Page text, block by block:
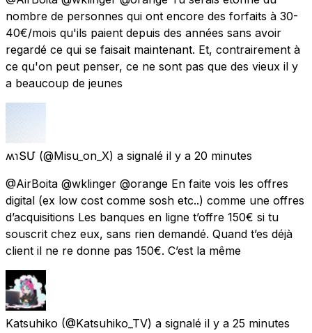
nombre de personnes qui ont encore des forfaits à 30-
40€/mois qu'ils paient depuis des années sans avoir
regardé ce qui se faisait maintenant. Et, contrairement à
ce qu'on peut penser, ce ne sont pas que des vieux il y
a beaucoup de jeunes
ʍɿՏՄ (@Misu_on_X) a signalé il y a 20 minutes
@AirBoita @wklinger @orange En faite vois les offres
digital (ex low cost comme sosh etc..) comme une offres
d’acquisitions Les banques en ligne t’offre 150€ si tu
souscrit chez eux, sans rien demandé. Quand t’es déjà
client il ne re donne pas 150€. C’est la même
Katsuhiko (@Katsuhiko_TV) a signalé il y a 25 minutes